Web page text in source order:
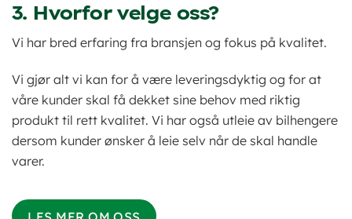
3. Hvorfor velge oss?
Vi har bred erfaring fra bransjen og fokus på kvalitet.
Vi gjør alt vi kan for å være leveringsdyktig og for at
våre kunder skal få dekket sine behov med riktig
produkt til rett kvalitet. Vi har også utleie av bilhengere
dersom kunder ønsker å leie selv når de skal handle
varer.